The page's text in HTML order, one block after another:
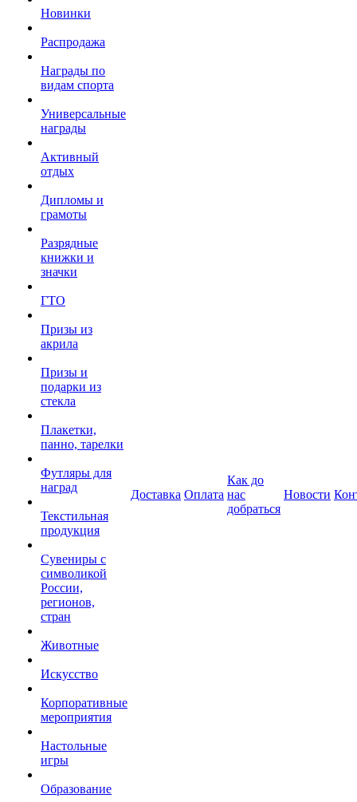
Новинки
Распродажа
Награды по
видам спорта
Универсальные
награды
Активный
отдых
Дипломы и
грамоты
Разрядные
книжки и
значки
ГТО
Призы из
акрила
Призы и
подарки из
стекла
Плакетки,
панно, тарелки
Футляры для
наград
Текстильная
продукция
Сувениры с
символикой
России,
регионов,
стран
Животные
Искусство
Корпоративные
мероприятия
Настольные
игры
Образование
Доставка Оплата
Как до
нас
добраться
Новости